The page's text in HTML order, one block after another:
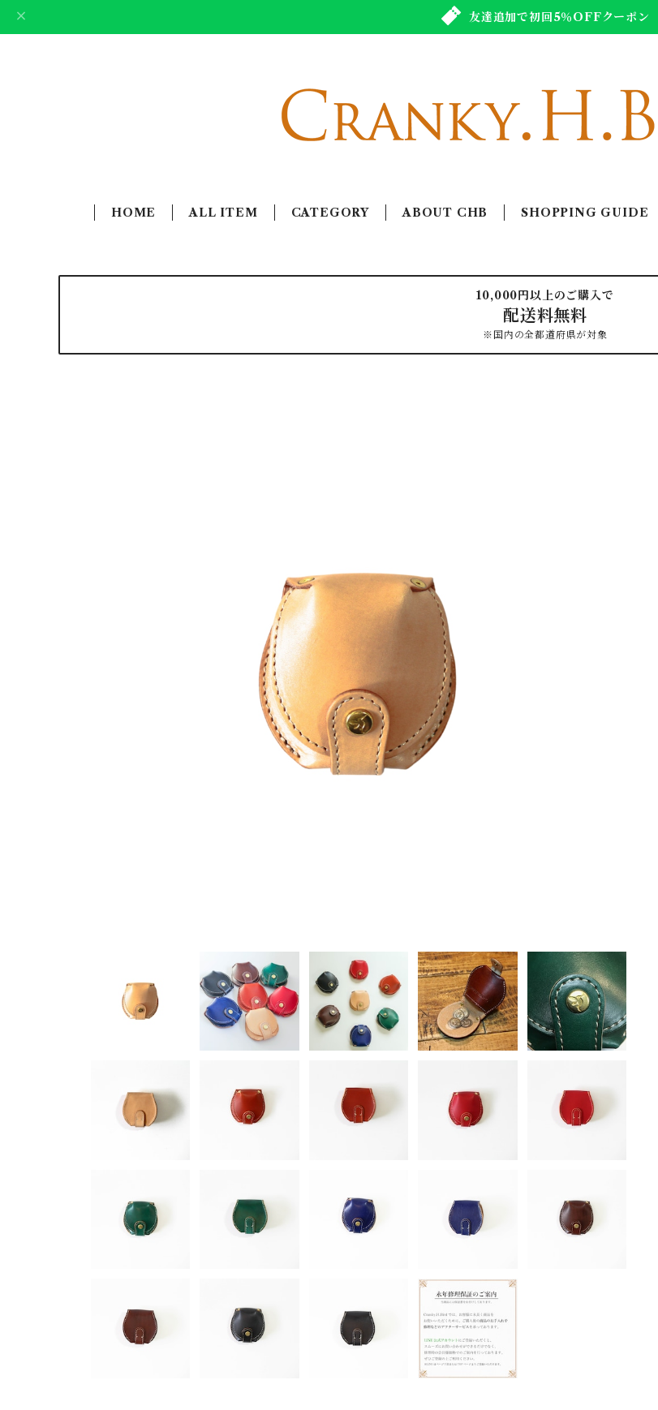
友達追加で初回5％OFFクーポン
HOME ALL ITEM CATEGORY ABOUT CHB SHOPPING GUIDE
10,000円以上のご購入で
配送料無料
※国内の全都道府県が対象